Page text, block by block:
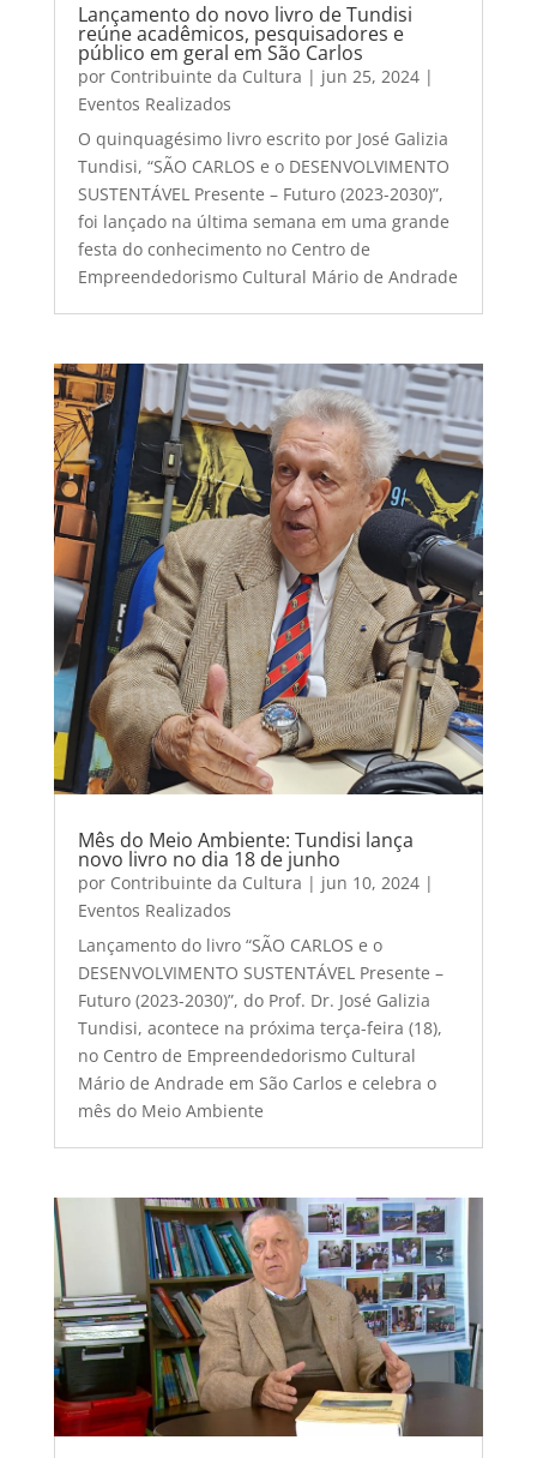
Lançamento do novo livro de Tundisi
reúne acadêmicos, pesquisadores e
público em geral em São Carlos
por Contribuinte da Cultura | jun 25, 2024|
Eventos Realizados
O quinquagésimo livro escrito por José Galizia
Tundisi, “SÃO CARLOS e o DESENVOLVIMENTO
SUSTENTÁVEL Presente – Futuro (2023-2030)”,
foi lançado na última semana em uma grande
festa do conhecimento no Centro de
Empreendedorismo Cultural Mário de Andrade
Mês do Meio Ambiente: Tundisi lança
novo livro no dia 18 de junho
por Contribuinte da Cultura | jun 10, 2024|
Eventos Realizados
Lançamento do livro “SÃO CARLOS e o
DESENVOLVIMENTO SUSTENTÁVEL Presente –
Futuro (2023-2030)”, do Prof. Dr. José Galizia
Tundisi, acontece na próxima terça-feira (18),
no Centro de Empreendedorismo Cultural
Mário de Andrade em São Carlos e celebra o
mês do Meio Ambiente